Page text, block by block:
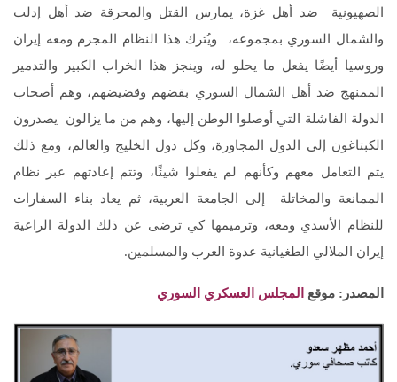
الصهيونية ضد أهل غزة، يمارس القتل والمحرقة ضد أهل إدلب
والشمال السوري بمجموعه، ويُترك هذا النظام المجرم ومعه إيران
وروسيا أيضًا يفعل ما يحلو له، وينجز هذا الخراب الكبير والتدمير
الممنهج ضد أهل الشمال السوري بقضهم وقضيضهم، وهم أصحاب
الدولة الفاشلة التي أوصلوا الوطن إليها، وهم من ما يزالون يصدرون
الكبتاغون إلى الدول المجاورة، وكل دول الخليج والعالم، ومع ذلك
يتم التعامل معهم وكأنهم لم يفعلوا شيئًا، وتتم إعادتهم عبر نظام
الممانعة والمخاتلة إلى الجامعة العربية، ثم يعاد بناء السفارات
للنظام الأسدي ومعه، وترميمها كي ترضى عن ذلك الدولة الراعية
إيران الملالي الطغيانية عدوة العرب والمسلمين.
المصدر: موقع المجلس العسكري السوري